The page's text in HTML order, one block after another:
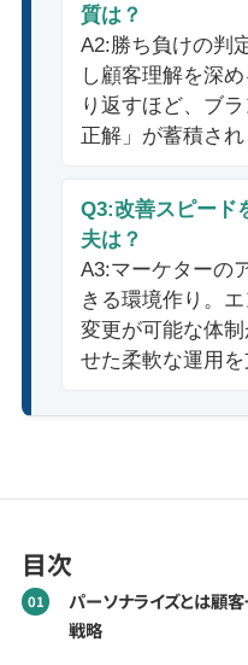
質は？
A2:勝ち負けの判
し顧客理解を深
り返すほど、ブ
正解」が蓄積され
Q3:改善スピード
夫は？
A3:マーケターの
きる環境作り。
変更が可能な体
せた柔軟な運用を
目次
パーソナライズとは顧
戦略